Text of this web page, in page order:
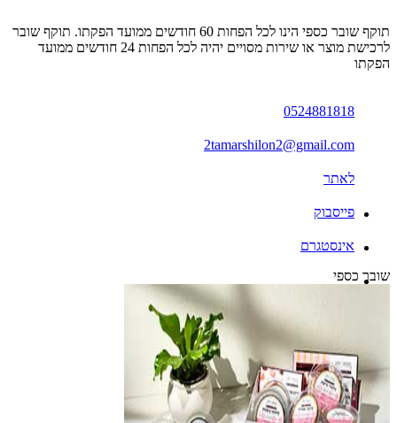
תוקף שובר כספי הינו לכל הפחות 60 חודשים ממועד הפקתו. תוקף שובר
לרכישת מוצר או שירות מסויים יהיה לכל הפחות 24 חודשים ממועד
הפקתו
0524881818
2tamarshilon2@gmail.com
לאתר
פייסבוק
אינסטגרם
שובר כספי